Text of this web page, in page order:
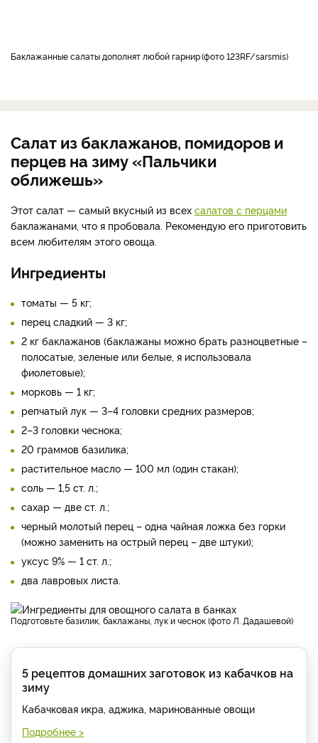
Баклажанные салаты дополнят любой гарнир фото 123RF/sarsmis
Салат из баклажанов, помидоров и
перцев на зиму «Пальчики
оближешь»
Этот салат — самый вкусный из всех салатов с перцами
баклажанами, что я пробовала. Рекомендую его приготовить
всем любителям этого овоща.
Ингредиенты
томаты — 5 кг;
перец сладкий — 3 кг;
2 кг баклажанов (баклажаны можно брать разноцветные –
полосатые, зеленые или белые, я использовала
фиолетовые);
морковь — 1 кг;
репчатый лук — 3–4 головки средних размеров;
2–3 головки чеснока;
20 граммов базилика;
растительное масло — 100 мл (один стакан);
соль — 1,5 ст. л.;
сахар — две ст. л.;
черный молотый перец – одна чайная ложка без горки
(можно заменить на острый перец – две штуки);
уксус 9% — 1 ст. л.;
два лавровых листа.
Подготовьте базилик, баклажаны, лук и чеснок (фото Л. Дадашевой)
5 рецептов домашних заготовок из кабачков на
зиму
Кабачковая икра, аджика, маринованные овощи
Подробнее >